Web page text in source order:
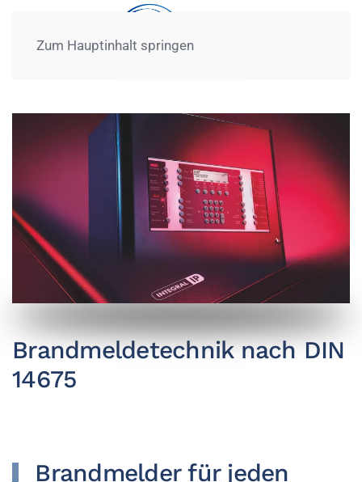
Zum Hauptinhalt springen
Brandmeldetechnik nach DIN
14675
Brandmelder für jeden